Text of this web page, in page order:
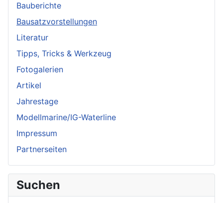
Bauberichte
Bausatzvorstellungen
Literatur
Tipps, Tricks & Werkzeug
Fotogalerien
Artikel
Jahrestage
Modellmarine/IG-Waterline
Impressum
Partnerseiten
Suchen